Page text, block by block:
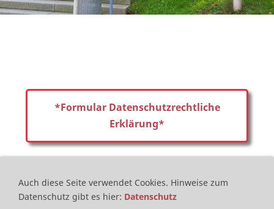
*Formular Datenschutzrechtliche
Erklärung*
Hinweis für Apple User (IPad, IPhone): Im
Kontextmenü des Safari-Browsers auf "
Auch diese Seite verwendet Cookies. Hinweise zum
Datenschutz gibt es hier: Datenschutz